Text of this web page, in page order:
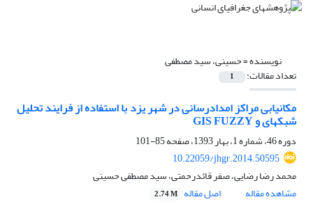
نویسنده =حسینی، سید مصطفی
تعداد مقالات: 1
مکان‎یابی مراکز امدادرسانی در شهر یزد با استفاده از فرایند تحلیل
شبکه‎ای و GIS FUZZY
دوره 46، شماره 1، بهار 1393، صفحه
85-101
10.22059/jhgr.2014.50595
محمد رضا رضایی، صفر قائدرحمتی، سید مصطفی حسینی
مشاهده مقاله
اصل مقاله 2.74 M